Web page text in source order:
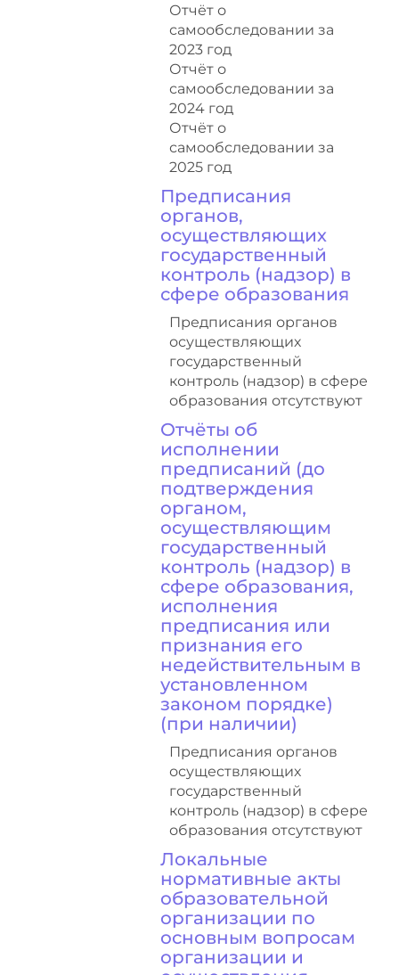
Отчёт о
самообследовании за
2023 год
Отчёт о
самообследовании за
2024 год
Отчёт о
самообследовании за
2025 год
Предписания
органов,
осуществляющих
государственный
контроль (надзор) в
сфере образования
Предписания органов
осуществляющих
государственный
контроль (надзор) в сфере
образования отсутствуют
Отчёты об
исполнении
предписаний (до
подтверждения
органом,
осуществляющим
государственный
контроль (надзор) в
сфере образования,
исполнения
предписания или
признания его
недействительным в
установленном
законом порядке)
(при наличии)
Предписания органов
осуществляющих
государственный
контроль (надзор) в сфере
образования отсутствуют
Локальные
нормативные акты
образовательной
организации по
основным вопросам
организации и